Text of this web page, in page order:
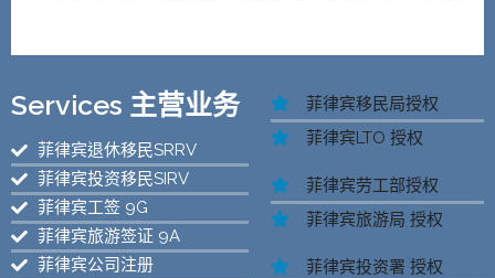
Services 主营业务
菲律宾退休移民SRRV
菲律宾投资移民SIRV
菲律宾工签 9G
菲律宾旅游签证 9A
菲律宾公司注册
菲律宾移民局授权
菲律宾LTO 授权
菲律宾劳工部授权
菲律宾旅游局 授权
菲律宾投资署 授权